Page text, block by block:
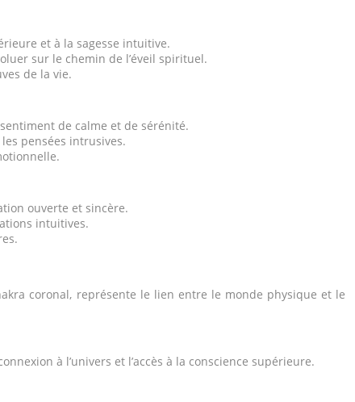
et à la sagesse intuitive.
sur le chemin de l’éveil spirituel.
de la vie.
de calme et de sérénité.
pensées intrusives.
ouverte et sincère.
intuitives.
coronal, représente le lien entre le monde physique et le
à l’univers et l’accès à la conscience supérieure.